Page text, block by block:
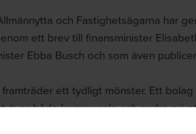
och Fastighetsägarna har
ett brev till finansminister
Ebba Busch och som även
ett tydligt mönster. Ett
över både kommunala och andra
tid. Analysen visar också att